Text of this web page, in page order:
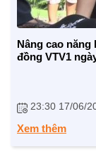
CUỘC SỐNG
Nối trọn yêu
Nâng cao
đồng VTV1
23:30 17/06/
Xem thêm